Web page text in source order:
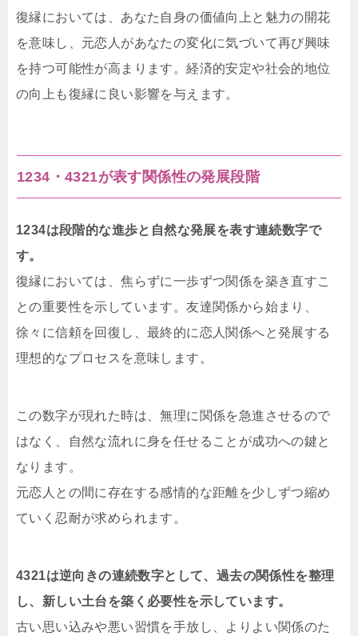
復縁においては、あなた自身の価値向上と魅力の開花
を意味し、元恋人があなたの変化に気づいて再び興味
を持つ可能性が高まります。経済的安定や社会的地位
の向上も復縁に良い影響を与えます。
1234・4321が表す関係性の発展段階
1234は段階的な進歩と自然な発展を表す連続数字で
す。
復縁においては、焦らずに一歩ずつ関係を築き直すこ
との重要性を示しています。友達関係から始まり、
徐々に信頼を回復し、最終的に恋人関係へと発展する
理想的なプロセスを意味します。
この数字が現れた時は、無理に関係を急進させるので
はなく、自然な流れに身を任せることが成功への鍵と
なります。
元恋人との間に存在する感情的な距離を少しずつ縮め
ていく忍耐が求められます。
4321は逆向きの連続数字として、過去の関係性を整理
し、新しい土台を築く必要性を示しています。
古い思い込みや悪い習慣を手放し、よりよい関係のた